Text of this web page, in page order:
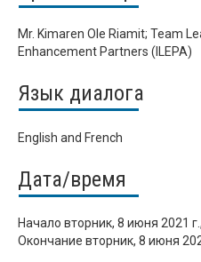
Mr. Kimaren Ole Riamit; Team
Enhancement Partners (ILEPA)
Язык диалога
English and French
Дата/время
Начало вторник, 8 июня 2021
Окончание вторник, 8 июня